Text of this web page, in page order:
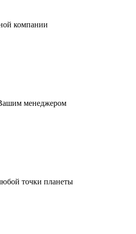
компании
менеджером
точки планеты